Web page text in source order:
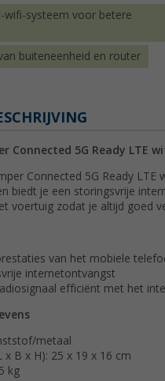
wifi-systeem voor betere
buiteneenheid en router
Connected 5G Ready LTE
Connected 5G Ready
biedt je een storingsvrije
voertuig zodat je altijd goed
van het mobiele
internetontvangst
efficiënt met het
metaal
x B x H): 25 x 19 x 16 cm
kg